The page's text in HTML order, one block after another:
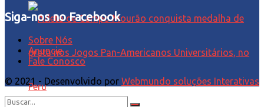
Siga-nos no Facebook
Sobre Nós
Anuncie
Fale Conosco
© 2021 - Desenvolvido por Webmundo soluções Interativas